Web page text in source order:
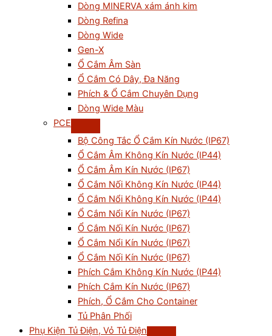
Dòng MINERVA xám ánh kim
Dòng Refina
Dòng Wide
Gen-X
Ổ Cắm Âm Sàn
Ổ Cắm Có Dây, Đa Năng
Phích & Ổ Cắm Chuyên Dụng
Dòng Wide Màu
PCE
Bộ Công Tắc Ổ Cắm Kín Nước (IP67)
Ổ Cắm Âm Không Kín Nước (IP44)
Ổ Cắm Âm Kín Nước (IP67)
Ổ Cắm Nối Không Kín Nước (IP44)
Ổ Cắm Nổi Không Kín Nước (IP44)
Ổ Cắm Nổi Kín Nước (IP67)
Ổ Cắm Nối Kín Nước (IP67)
Ổ Cắm Nổi Kín Nước (IP67)
Ổ Cắm Nối Kín Nước (IP67)
Phích Cắm Không Kín Nước (IP44)
Phích Cắm Kín Nước (IP67)
Phích, Ổ Cắm Cho Container
Tủ Phân Phối
Phụ Kiện Tủ Điện, Vỏ Tủ Điện